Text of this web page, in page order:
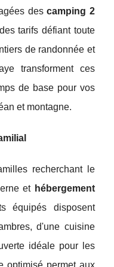
descamping 2
tarifs défiant toute
de randonnée et
transforment ces
de base pour vos
et montagne.
recherchant le
et hébergement
équipés disposent
d'une cuisine
idéale pour les
optimisé permet aux